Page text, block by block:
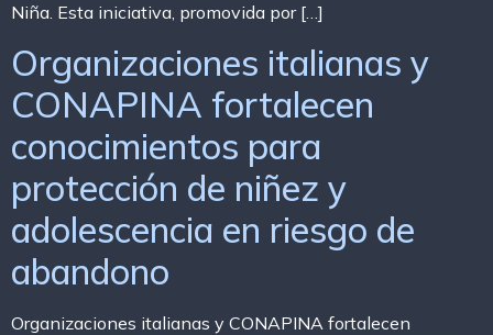
Niña. Esta iniciativa, promovida por […]
Organizaciones italianas y
CONAPINA fortalecen
conocimientos para
protección de niñez y
adolescencia en riesgo de
abandono
Organizaciones italianas y CONAPINA fortalecen